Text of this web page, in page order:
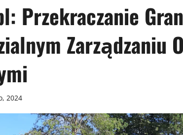
Przekraczanie
Zarządzaniu
2024